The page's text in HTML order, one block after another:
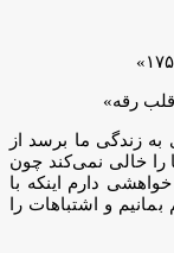
رقه»
زندگی ما برسد از
خالی نمی‌کند چون
دارم اینکه با
و اشتباهات را